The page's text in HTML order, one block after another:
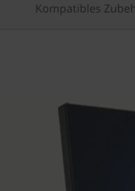
Kompatibles